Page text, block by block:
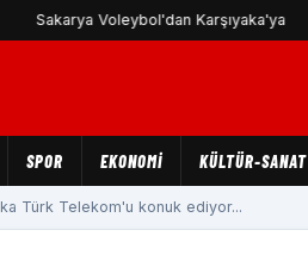
Voleybol'dan Karşıyaka'ya
SPOR EKONOMİ KÜLTÜR-SANAT
Türk Telekom'u konuk ediyor...